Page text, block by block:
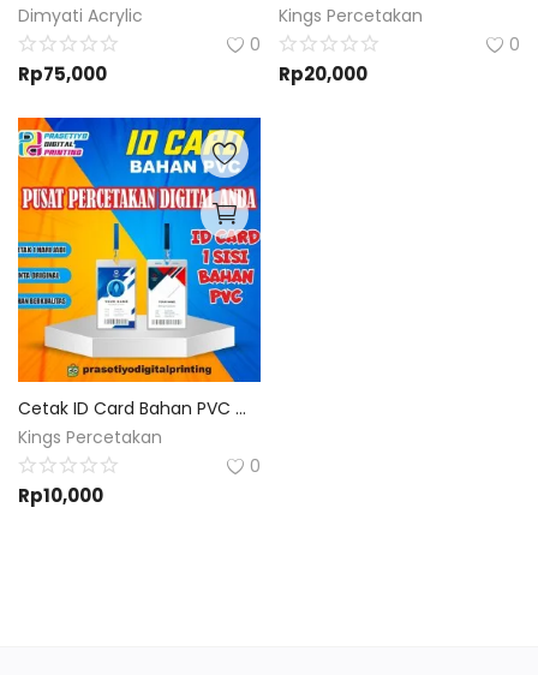
Dimyati Acrylic
0
Rp75,000
Kings Percetakan
0
Rp20,000
Cetak ID Card Bahan PVC Murah Bisa Custom Desain Dan Size
Kings Percetakan
0
Rp10,000